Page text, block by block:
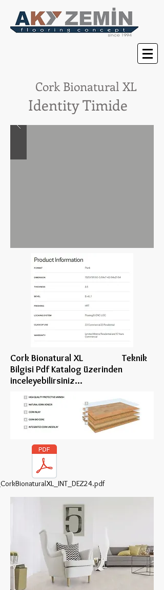
Cork Bionatural XL
Identity Timide
Cork Bionatural XL Teknik
Bilgisi Pdf Katalog üzerinden
inceleyebilirsiniz...